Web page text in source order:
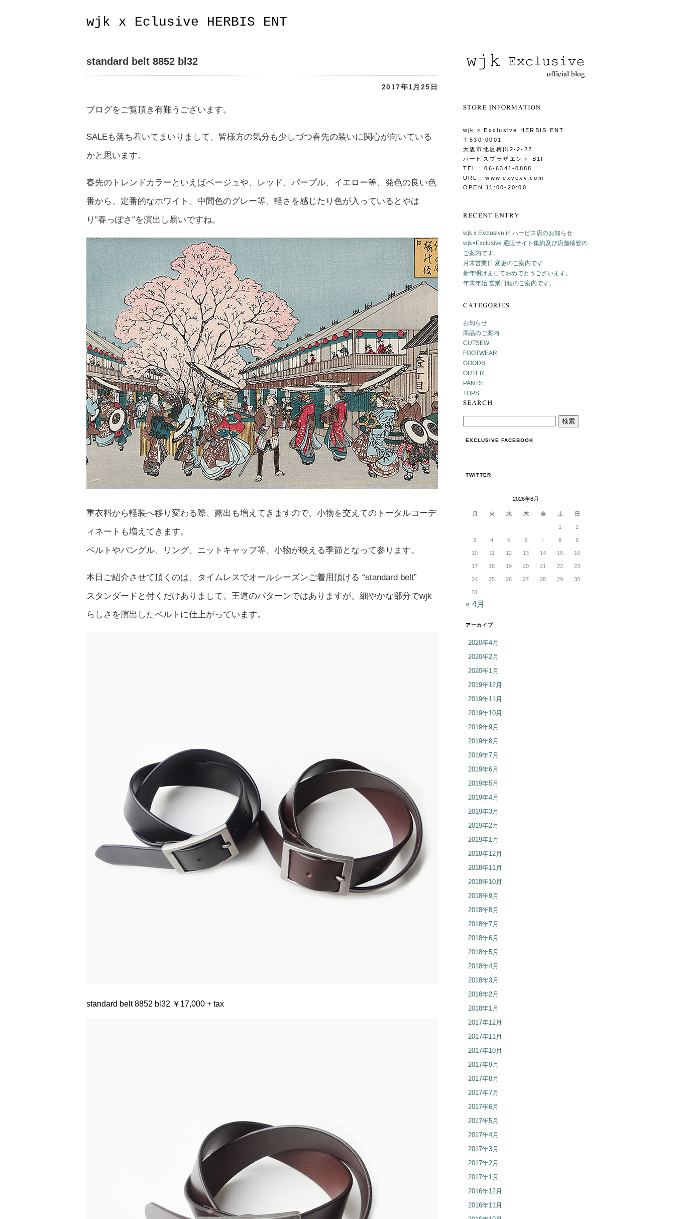
wjk x Eclusive HERBIS ENT
standard belt 8852 bl32
2017年1月25日
ブログをご覧頂き有難うございます。
SALEも落ち着いてまいりまして、皆様方の気分も少しづつ春先の装いに関心が向いている
かと思います。
春先のトレンドカラーといえばベージュや、レッド、パープル、イエロー等、発色の良い色
番から、定番的なホワイト、中間色のグレー等、軽さを感じたり色が入っているとやは
り”春っぽさ”を演出し易いですね。
重衣料から軽装へ移り変わる際、露出も増えてきますので、小物を交えてのトータルコーデ
ィネートも増えてきます。
ベルトやバングル、リング、ニットキャップ等、小物が映える季節となって参ります。
本日ご紹介させて頂くのは、タイムレスでオールシーズンご着用頂ける “standard belt”
スタンダードと付くだけありまして、王道のパターンではありますが、細やかな部分でwjk
らしさを演出したベルトに仕上がっています。
standard belt 8852 bl32 ￥17,000 + tax
wjk × Exclusive HERBIS ENT
〒530-0001
大阪市北区梅田2-2-22
ハービスプラザエント B1F
TEL : 06-6341-0888
URL : www.exvexv.com
OPEN 11:00-20:00
wjk x Exclusive in ハービス店のお知らせ
wjk×Exclusive 通販サイト集約及び店舗移管の
ご案内です。
月末営業日 変更のご案内です
新年明けましておめでとうございます。
年末年始 営業日程のご案内です。
お知らせ
商品のご案内
CUTSEW
FOOTWEAR
GOODS
OUTER
PANTS
TOPS
EXCLUSIVE FACEBOOK
TWITTER
2026年8月
月 火 水 木 金 土 日
1 2
3 4 5 6 7 8 9
10 11 12 13 14 15 16
17 18 19 20 21 22 23
24 25 26 27 28 29 30
31
« 4月
アーカイブ
2020年4月
2020年2月
2020年1月
2019年12月
2019年11月
2019年10月
2019年9月
2019年8月
2019年7月
2019年6月
2019年5月
2019年4月
2019年3月
2019年2月
2019年1月
2018年12月
2018年11月
2018年10月
2018年9月
2018年8月
2018年7月
2018年6月
2018年5月
2018年4月
2018年3月
2018年2月
2018年1月
2017年12月
2017年11月
2017年10月
2017年9月
2017年8月
2017年7月
2017年6月
2017年5月
2017年4月
2017年3月
2017年2月
2017年1月
2016年12月
2016年11月